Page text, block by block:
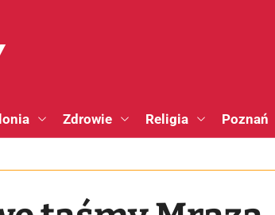
Zdrowie Religia Poznań